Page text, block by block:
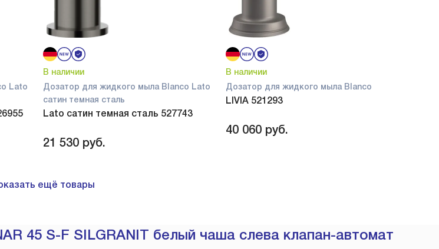
Lato
В наличии
Дозатор для жидкого мыла Blanco Lato
сатин темная сталь
Lato сатин темная сталь 527743
21 530 руб.
В наличии
Дозатор для жидкого мыла Blanco
LIVIA 521293
40 060 руб.
ещё товары
45 S-F SILGRANIT белый чаша слева клапан-автомат